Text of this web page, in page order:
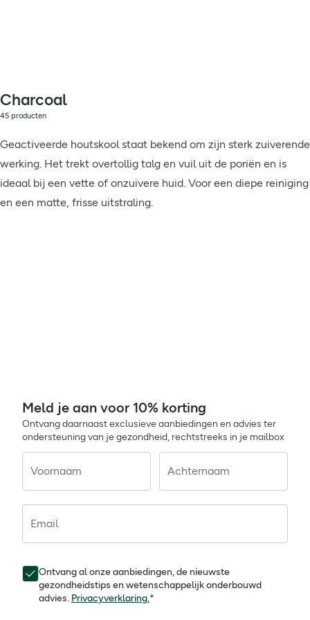
Charcoal
45 producten
Geactiveerde houtskool staat bekend om zijn sterk zuiverende
werking. Het trekt overtollig talg en vuil uit de poriën en is
ideaal bij een vette of onzuivere huid. Voor een diepe reiniging
en een matte, frisse uitstraling.
Meld je aan voor 10% korting
Ontvang daarnaast exclusieve aanbiedingen en advies ter
ondersteuning van je gezondheid, rechtstreeks in je mailbox
Voornaam Achternaam
Email
Ontvang al onze aanbiedingen, de nieuwste
gezondheidstips en wetenschappelijk onderbouwd
advies. Privacyverklaring.*